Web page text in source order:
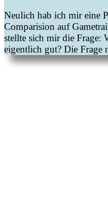
Neulich hab ich mir eine
Comparision auf
stellte sich mir die Frage:
eigentlich gut? Die Frage